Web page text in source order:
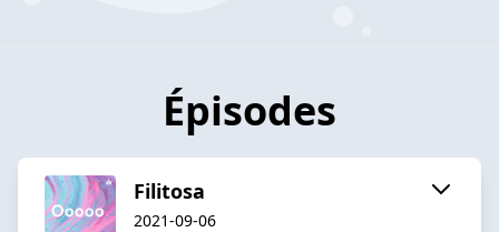
Épisodes
Filitosa
2021-09-06